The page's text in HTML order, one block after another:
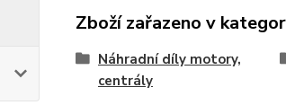
Zboží zařazeno v
Náhradní díly motory,
centrály